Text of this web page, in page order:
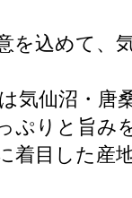
を込めて
気仙沼・唐
ぷりと旨み
目した産